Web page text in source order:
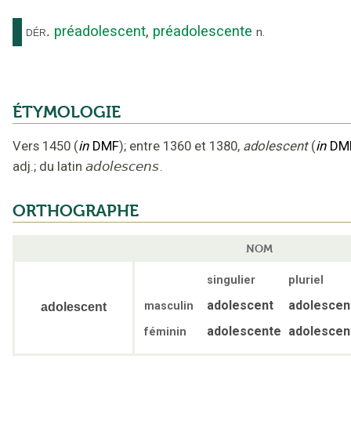
dér. préadolescent, préadolescente n.
ÉTYMOLOGIE
Vers 1450 (in DMF); entre 1360 et 1380, adolescent (in
adj.; du latin adolescens.
ORTHOGRAPHE
NOM
adolescent
singulier
pluriel
masculin
adolescent
féminin adolescente